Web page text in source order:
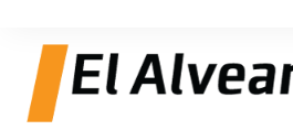
content